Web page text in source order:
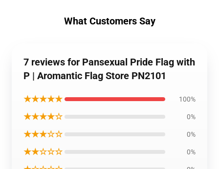
What Customers Say
7 reviews for Pansexual Pride Flag with
P | Aromantic Flag Store PN2101
★★★★★ 100%
★★★★☆ 0%
★★★☆☆ 0%
★★☆☆☆ 0%